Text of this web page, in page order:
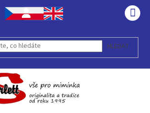
HLEDAT